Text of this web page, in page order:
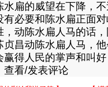
水扁的威望在下降，
有必要和陈水扁正面
，动陈水扁人马的话
贞昌动陈水扁人马，
赢得人民的掌声和叫
查看/发表评论